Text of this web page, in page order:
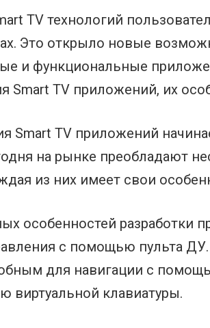
TV технологий
Это открыло новые
и функциональные
Smart TV приложений, их
Smart TV приложений
на рынке преобладают
из них имеет свои
особенностей разработки
с помощью пульта
для навигации с
виртуальной клавиатуры.